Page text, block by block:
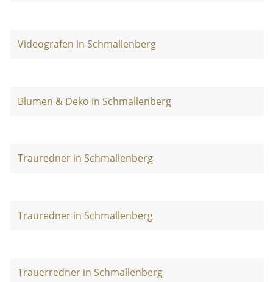
Videografen in Schmallenberg
Blumen & Deko in Schmallenberg
Trauredner in Schmallenberg
Trauredner in Schmallenberg
Trauerredner in Schmallenberg